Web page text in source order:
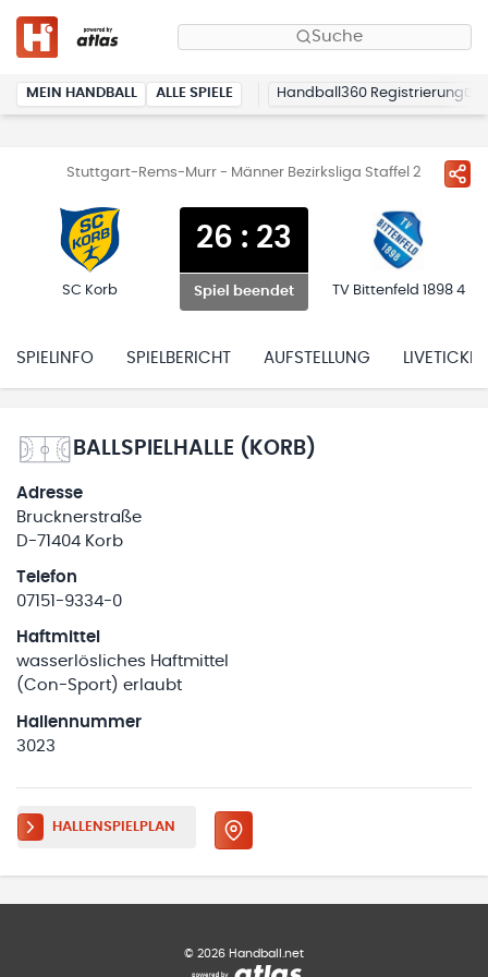
Suche
MEIN HANDBALL ALLE SPIELE Handball360 Registrierung
Stuttgart-Rems-Murr - Männer Bezirksliga Staffel 2
SC Korb
26 : 23
Spiel beendet TV Bittenfeld 1898 4
SPIELINFO SPIELBERICHT AUFSTELLUNG LIVETICKER
BALLSPIELHALLE (KORB)
Adresse
Brucknerstraße
D-71404 Korb
Telefon
07151-9334-0
Haftmittel
wasserlösliches Haftmittel
(Con-Sport) erlaubt
Hallennummer
3023
HALLENSPIELPLAN
© 2026 Handball.net